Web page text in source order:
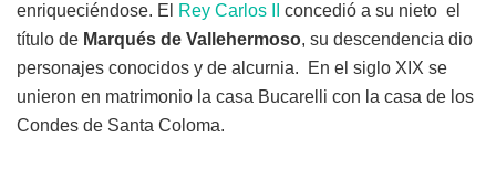
enriqueciéndose. El
Rey Carlos II
concedió a su nieto el
título de Marqués de Vallehermoso, su descendencia dio
personajes conocidos y de alcurnia. En el siglo XIX se
unieron en matrimonio la casa Bucarelli con la casa de los
Condes de Santa Coloma.